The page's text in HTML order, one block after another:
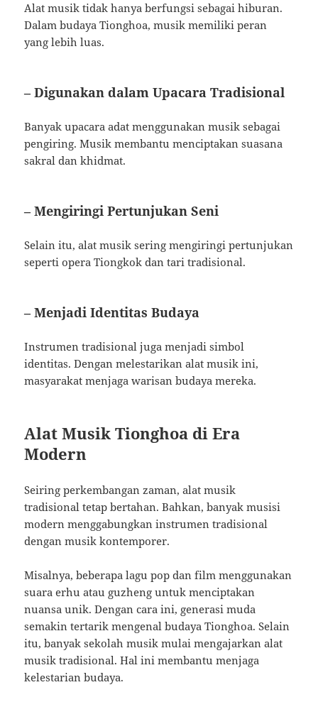
Alat musik tidak hanya berfungsi sebagai hiburan.
Dalam budaya Tionghoa, musik memiliki peran
yang lebih luas.
– Digunakan dalam Upacara Tradisional
Banyak upacara adat menggunakan musik sebagai
pengiring. Musik membantu menciptakan suasana
sakral dan khidmat.
– Mengiringi Pertunjukan Seni
Selain itu, alat musik sering mengiringi pertunjukan
seperti opera Tiongkok dan tari tradisional.
– Menjadi Identitas Budaya
Instrumen tradisional juga menjadi simbol
identitas. Dengan melestarikan alat musik ini,
masyarakat menjaga warisan budaya mereka.
Alat Musik Tionghoa di Era
Modern
Seiring perkembangan zaman, alat musik
tradisional tetap bertahan. Bahkan, banyak musisi
modern menggabungkan instrumen tradisional
dengan musik kontemporer.
Misalnya, beberapa lagu pop dan film menggunakan
suara erhu atau guzheng untuk menciptakan
nuansa unik. Dengan cara ini, generasi muda
semakin tertarik mengenal budaya Tionghoa. Selain
itu, banyak sekolah musik mulai mengajarkan alat
musik tradisional. Hal ini membantu menjaga
kelestarian budaya.